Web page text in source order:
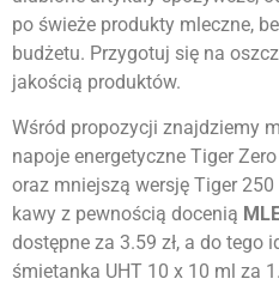
po świeże produkty mleczne,
budżetu. Przygotuj się na
jakością produktów.
Wśród propozycji znajdziemy
napoje energetyczne Tiger
oraz mniejszą wersję Tiger 250
kawy z pewnością docenią
dostępne za 3.59 zł, a do tego
śmietanka UHT 10 x 10 ml za